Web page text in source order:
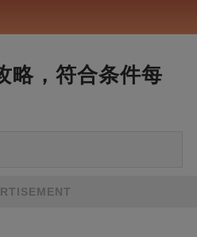
略，符合条件每